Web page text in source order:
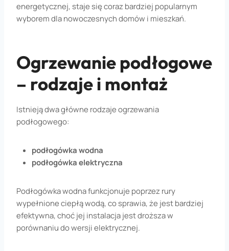
energetycznej, staje się coraz bardziej popularnym
wyborem dla nowoczesnych domów i mieszkań.
Ogrzewanie podłogowe
– rodzaje i montaż
Istnieją dwa główne rodzaje ogrzewania
podłogowego:
podłogówka wodna
podłogówka elektryczna
Podłogówka wodna funkcjonuje poprzez rury
wypełnione ciepłą wodą, co sprawia, że jest bardziej
efektywna, choć jej instalacja jest droższa w
porównaniu do wersji elektrycznej.